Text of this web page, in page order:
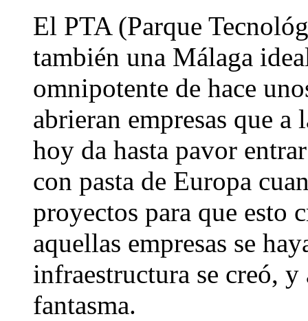
El PTA (Parque
también una Málaga
omnipotente de hace
abrieran empresas que
hoy da hasta pavor
con pasta de Europa
proyectos para que esto
aquellas empresas se
infraestructura se creó,
fantasma.